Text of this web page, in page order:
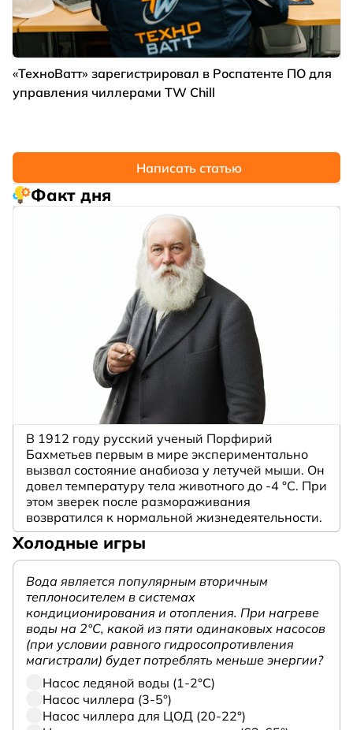
«ТехноВатт» зарегистрировал в Роспатенте ПО для
управления чиллерами TW Chill
Написать статью
Факт дня
В 1912 году русский ученый Порфирий
Бахметьев первым в мире экспериментально
вызвал состояние анабиоза у летучей мыши. Он
довел температуру тела животного до -4 °C. При
этом зверек после размораживания
возвратился к нормальной жизнедеятельности.
Холодные игры
Вода является популярным вторичным
теплоносителем в системах
кондиционирования и отопления. При нагреве
воды на 2°С, какой из пяти одинаковых насосов
(при условии равного гидросопротивления
магистрали) будет потреблять меньше энергии?
Насос ледяной воды (1-2°С)
Насос чиллера (3-5°)
Насос чиллера для ЦОД (20-22°)